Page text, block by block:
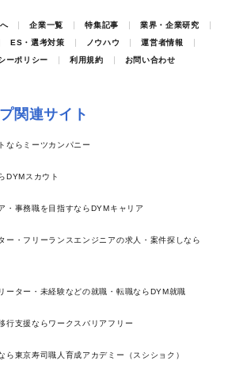
企業一覧 特集記事
業界・企業研究
ES・選考対策 ノウハウ
運営者情報
ーポリシー
利用規約 お問い合わせ
関連サイト
ならミーツカンパニー
DYMスカウト
・事務職を目指すならDYMキャリア
ー・フリーランスエンジニアの求人・案件探しなら
ーター・未経験などの就職・転職ならDYM就職
行支援ならワークスバリアフリー
ら東京寿司職人育成アカデミー（スシショク）